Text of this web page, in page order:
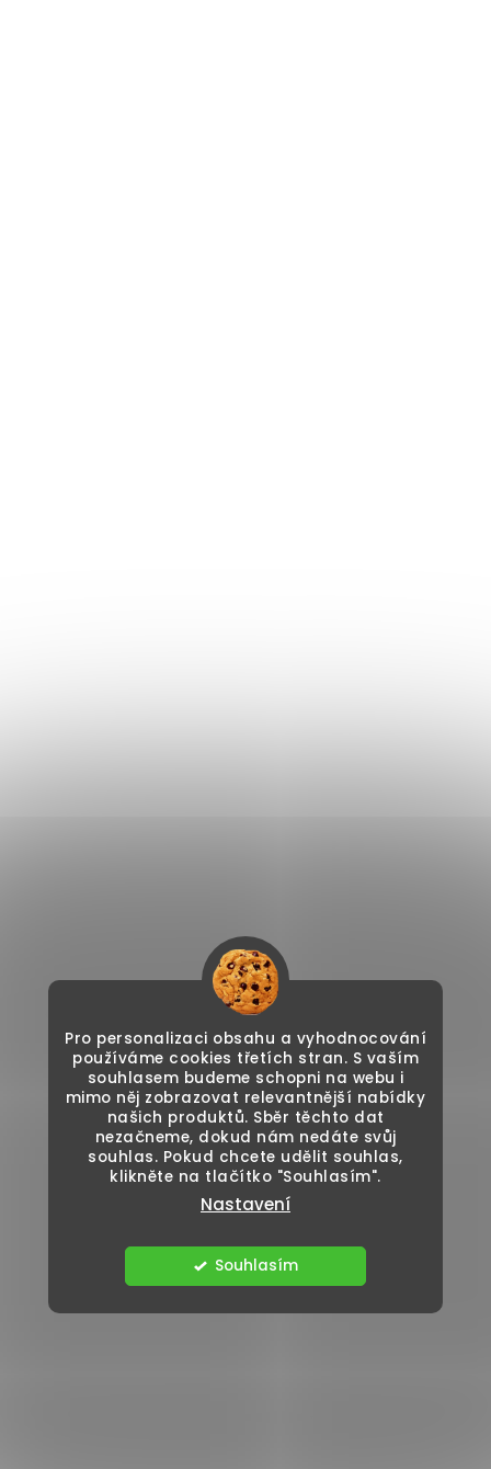
Pro personalizaci obsahu a vyhodnocování
používáme cookies třetích stran. S vaším
souhlasem budeme schopni na webu i
mimo něj zobrazovat relevantnější nabídky
našich produktů. Sběr těchto dat
nezačneme, dokud nám nedáte svůj
souhlas. Pokud chcete udělit souhlas,
klikněte na tlačítko "Souhlasím".
Nastavení
Souhlasím